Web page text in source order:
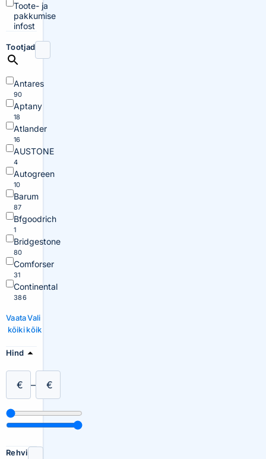
Toote- ja
pakkumise
infost
Tootjad
Antares
90
Aptany
18
Atlander
16
AUSTONE
4
Autogreen
10
Barum
87
Bfgoodrich
1
Bridgestone
80
Comforser
31
Continental
386
Vaata
kõiki
Vali
kõik
Hind
€ – €
Rehvi